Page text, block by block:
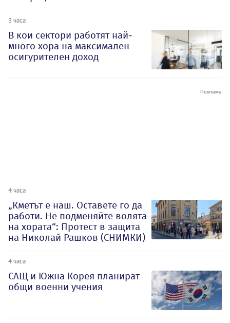
3 часа
В кои сектори работят най-
много хора на максимален
осигурителен доход
4 часа
„Кметът е наш. Оставете го да
работи. Не подменяйте волята
на хората“: Протест в защита
на Николай Рашков (СНИМКИ)
4 часа
САЩ и Южна Корея планират
общи военни учения